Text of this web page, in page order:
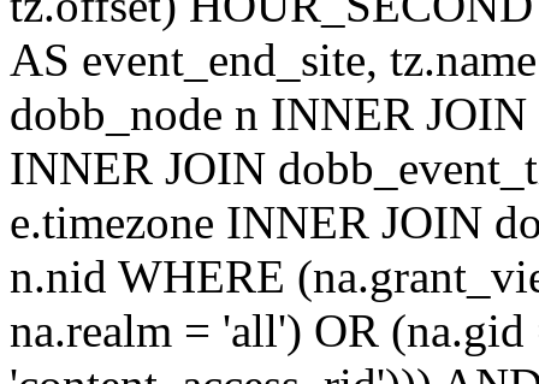
AS event_end_site,
dobb_node n INNER
INNER JOIN
e.timezone INNER JOIN
n.nid WHERE
na.realm = 'all') OR